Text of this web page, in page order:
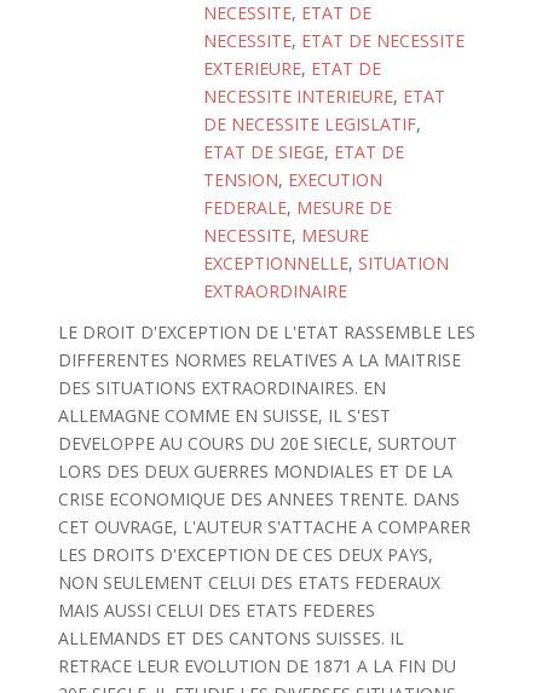
NECESSITE, ETAT DE
NECESSITE, ETAT DE NECESSITE
EXTERIEURE, ETAT DE
NECESSITE INTERIEURE, ETAT
DE NECESSITE LEGISLATIF,
ETAT DE SIEGE, ETAT DE
TENSION, EXECUTION
FEDERALE, MESURE DE
NECESSITE, MESURE
EXCEPTIONNELLE, SITUATION
EXTRAORDINAIRE
LE DROIT D'EXCEPTION DE L'ETAT RASSEMBLE LES
DIFFERENTES NORMES RELATIVES A LA MAITRISE
DES SITUATIONS EXTRAORDINAIRES. EN
ALLEMAGNE COMME EN SUISSE, IL S'EST
DEVELOPPE AU COURS DU 20E SIECLE, SURTOUT
LORS DES DEUX GUERRES MONDIALES ET DE LA
CRISE ECONOMIQUE DES ANNEES TRENTE. DANS
CET OUVRAGE, L'AUTEUR S'ATTACHE A COMPARER
LES DROITS D'EXCEPTION DE CES DEUX PAYS,
NON SEULEMENT CELUI DES ETATS FEDERAUX
MAIS AUSSI CELUI DES ETATS FEDERES
ALLEMANDS ET DES CANTONS SUISSES. IL
RETRACE LEUR EVOLUTION DE 1871 A LA FIN DU